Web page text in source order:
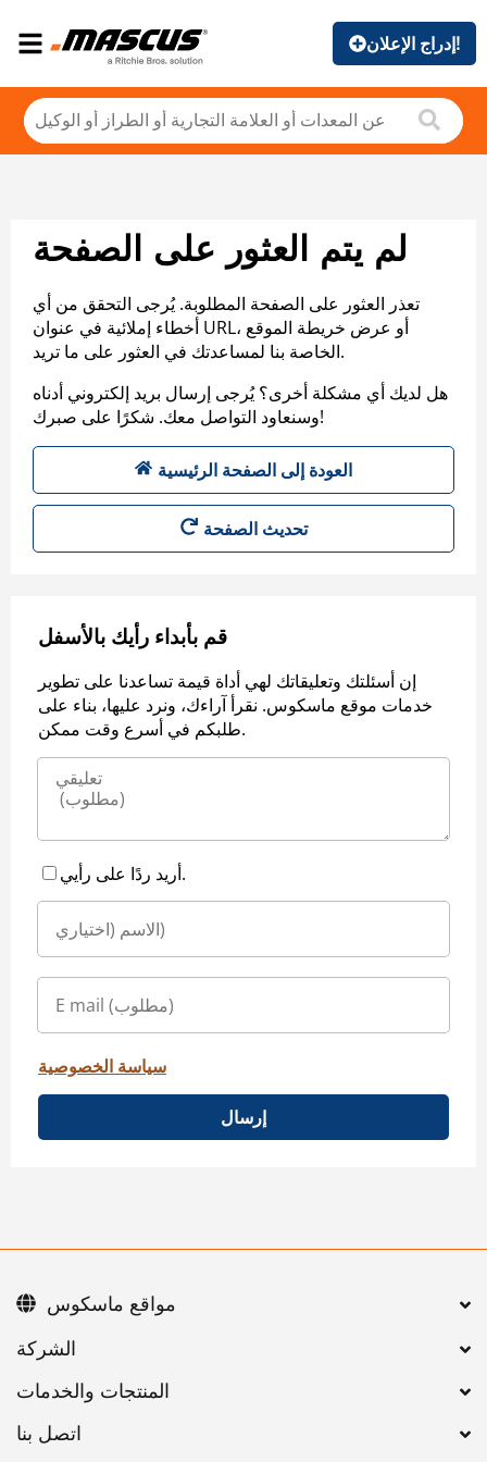
إدراج الإعلان!
لم يتم العثور على الصفحة
تعذر العثور على الصفحة المطلوبة. يُرجى التحقق من أي
أخطاء إملائية في عنوان URL، أو عرض خريطة الموقع
الخاصة بنا لمساعدتك في العثور على ما تريد.
هل لديك أي مشكلة أخرى؟ يُرجى إرسال بريد إلكتروني أدناه
وسنعاود التواصل معك. شكرًا على صبرك!
العودة إلى الصفحة الرئيسية
تحديث الصفحة
قم بأبداء رأيك بالأسفل
إن أسئلتك وتعليقاتك لهي أداة قيمة تساعدنا على تطوير
خدمات موقع ماسكوس. نقرأ آراءك، ونرد عليها، بناء على
طلبكم في أسرع وقت ممكن.
أريد ردًا على رأيي.
سياسة الخصوصية
إرسال
اتصل بنا
مواقع ماسكوس